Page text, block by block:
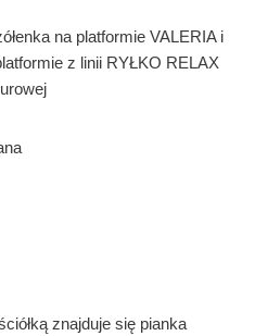
na platformie VALERIA i
z linii RYŁKO RELAX
znajduje się pianka